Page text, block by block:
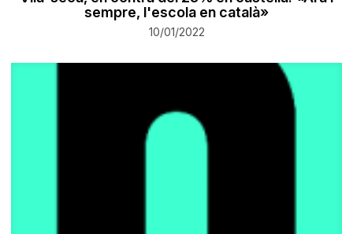
sempre, l'escola en català»
10/01/2022